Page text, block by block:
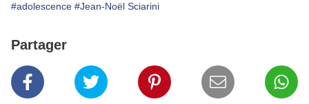
#adolescence #Jean-Noël Sciarini
Partager